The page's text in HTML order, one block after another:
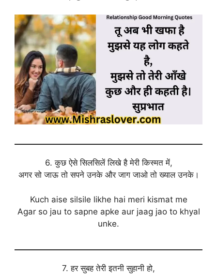
6. कुछ ऐसे सिलसिलें लिखे है मेरी किस्मत में,
अगर सो जाऊ तो सपने उनके और जाग जाओ तो ख्याल उनके।
Kuch aise silsile likhe hai meri kismat me
Agar so jau to sapne apke aur jaag jao to khyal
unke.
7. हर सुबह तेरी इतनी सुहानी हो,